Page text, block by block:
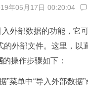
年05月17日 00:20:04
外部数据的功能，它
的外部文件。这里，
的操作步骤如下：
”菜单中“导入外部数据